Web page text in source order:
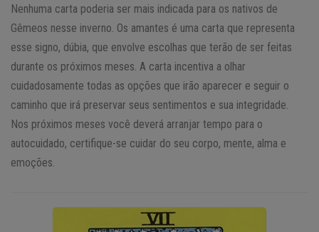
Nenhuma carta poderia ser mais indicada para os nativos de
Gêmeos nesse inverno. Os amantes é uma carta que representa
esse signo, dúbia, que envolve escolhas que terão de ser feitas
durante os próximos meses. A carta incentiva a olhar
cuidadosamente todas as opções que irão aparecer e seguir o
caminho que irá preservar seus sentimentos e sua integridade.
Nos próximos meses você deverá arranjar tempo para o
autocuidado, certifique-se cuidar do seu corpo, mente, alma e
emoções.